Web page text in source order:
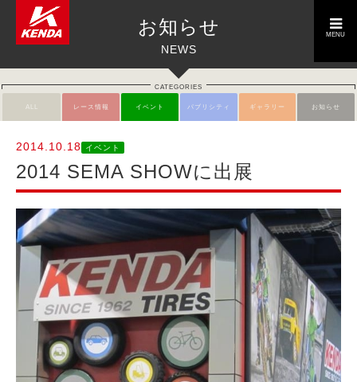
toggle
navigation
MENU
お知らせ
NEWS
CATEGORIES
ALL レース情報 イベント パブリシティ ギャラリー お知らせ
2014.10.18 イベント
2014 SEMA SHOWに出展